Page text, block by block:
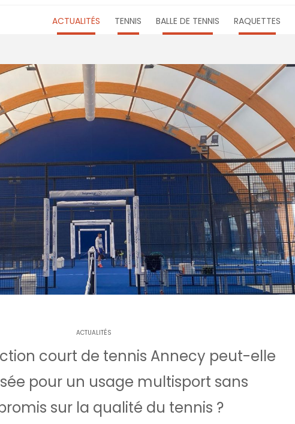
ACTUALITÉS TENNIS BALLE DE TENNIS RAQUETTES
ACTUALITÉS
court de tennis Annecy peut-elle
pour un usage multisport sans
sur la qualité du tennis ?